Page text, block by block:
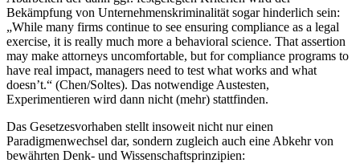
Bekämpfung von Unternehmenskriminalität sogar hinderlich sein:
„While many firms continue to see ensuring compliance as a legal
exercise, it is really much more a behavioral science. That assertion
may make attorneys uncomfortable, but for compliance programs to
have real impact, managers need to test what works and what
doesn’t.“ (Chen/Soltes). Das notwendige Austesten,
Experimentieren wird dann nicht (mehr) stattfinden.
Das Gesetzesvorhaben stellt insoweit nicht nur einen
Paradigmenwechsel dar, sondern zugleich auch eine Abkehr von
bewährten Denk- und Wissenschaftsprinzipien: